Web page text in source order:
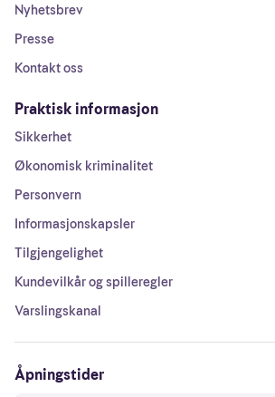
Nyhetsbrev
Presse
Kontakt oss
Praktisk informasjon
Sikkerhet
Økonomisk kriminalitet
Personvern
Informasjonskapsler
Tilgjengelighet
Kundevilkår og spilleregler
Varslingskanal
Åpningstider